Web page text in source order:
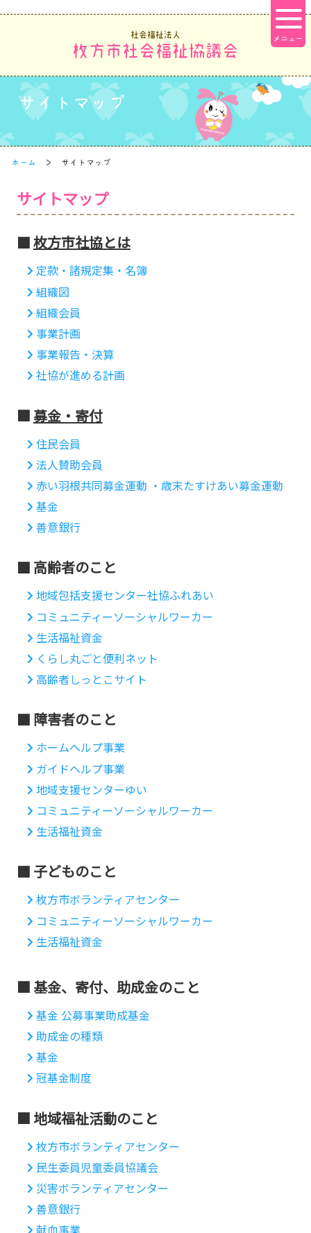
社会福祉法人
枚方市社会福祉協議会
サイトマップ
ホーム サイトマップ
サイトマップ
枚方市社協とは
定款・諸規定集・名簿
組織図
組織会員
事業計画
事業報告・決算
社協が進める計画
募金・寄付
住民会員
法人賛助会員
赤い羽根共同募金運動 ・歳末たすけあい募金運動
基金
善意銀行
高齢者のこと
地域包括支援センター社協ふれあい
コミュニティーソーシャルワーカー
生活福祉資金
くらし丸ごと便利ネット
高齢者しっとこサイト
障害者のこと
ホームヘルプ事業
ガイドヘルプ事業
地域支援センターゆい
コミュニティーソーシャルワーカー
生活福祉資金
子どものこと
枚方市ボランティアセンター
コミュニティーソーシャルワーカー
生活福祉資金
基金、寄付、助成金のこと
基金 公募事業助成基金
助成金の種類
基金
冠基金制度
地域福祉活動のこと
枚方市ボランティアセンター
民生委員児童委員協議会
災害ボランティアセンター
善意銀行